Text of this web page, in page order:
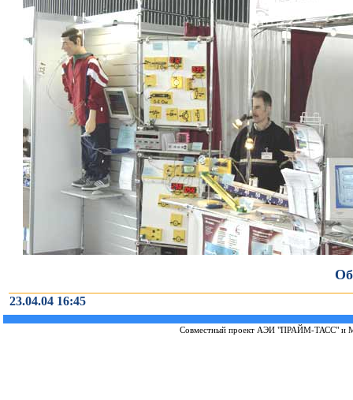
23.04.04 16:45
Совместный проект АЭИ "ПРАЙМ-ТАСС" и